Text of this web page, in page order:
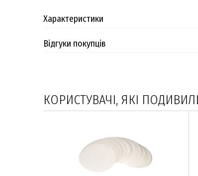
Характеристики
Відгуки покупців
КОРИСТУВАЧІ, ЯКІ